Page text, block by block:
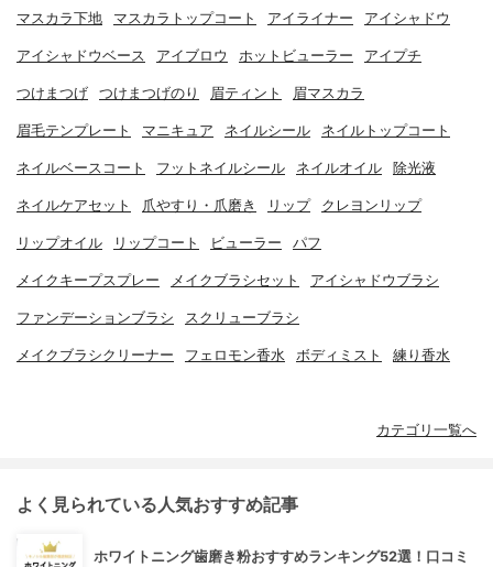
マスカラ下地 マスカラトップコート アイライナー アイシャドウ
アイシャドウベース アイブロウ ホットビューラー アイプチ
つけまつげ つけまつげのり 眉ティント 眉マスカラ
眉毛テンプレート マニキュア ネイルシール ネイルトップコート
ネイルベースコート フットネイルシール ネイルオイル 除光液
ネイルケアセット 爪やすり・爪磨き リップ クレヨンリップ
リップオイル リップコート ビューラー パフ
メイクキープスプレー メイクブラシセット アイシャドウブラシ
ファンデーションブラシ スクリューブラシ
メイクブラシクリーナー フェロモン香水 ボディミスト 練り香水
カテゴリ一覧へ
よく見られている人気おすすめ記事
ホワイトニング歯磨き粉おすすめランキング52選！口コミ